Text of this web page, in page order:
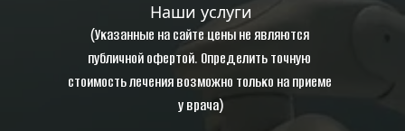
Наши услуги
(Указанные на сайте цены не являются
публичной офертой. Определить точную
стоимость лечения возможно только на приеме
у врача)